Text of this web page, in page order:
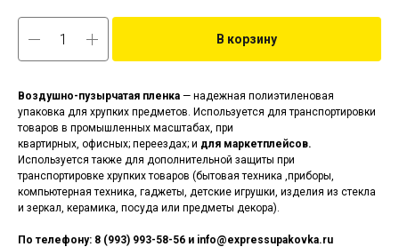
В корзину
Воздушно-пузырчатая пленка — надежная полиэтиленовая
упаковка для хрупких предметов. Используется для транспортировки
товаров в промышленных масштабах, при
квартирных, офисных; переездах; и для маркетплейсов.
Используется также для дополнительной защиты при
транспортировке хрупких товаров (бытовая техника ,приборы,
компьютерная техника, гаджеты, детские игрушки, изделия из стекла
и зеркал, керамика, посуда или предметы декора).
По телефону: 8 (993) 993-58-56 и info@expressupakovka.ru